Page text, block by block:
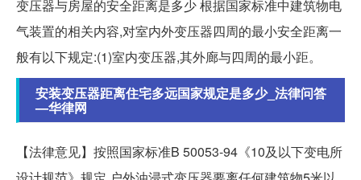
变压器与房屋的安全距离是多少 根据国家标准中建筑物电
气装置的相关内容,对室内外变压器四周的最小安全距离一
般有以下规定:(1)室内变压器,其外廊与四周的最小距。
安装变压器距离住宅多远国家规定是多少_法律问答
—华律网
【法律意见】按照国家标准B 50053-94《10及以下变电所